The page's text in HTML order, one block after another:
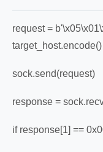
request =
sock.send(request)
response =
if response[1] ==